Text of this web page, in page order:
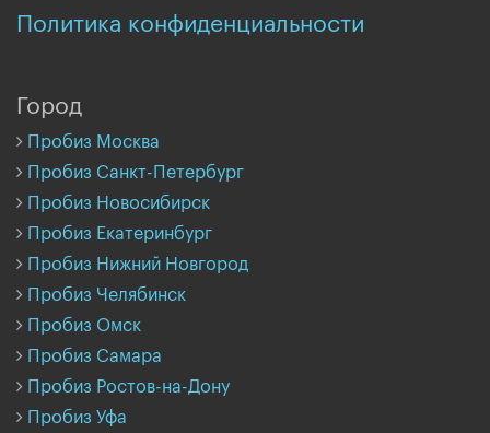
Политика конфиденциальности
Город
Пробиз Москва
Пробиз Санкт-Петербург
Пробиз Новосибирск
Пробиз Екатеринбург
Пробиз Нижний Новгород
Пробиз Челябинск
Пробиз Омск
Пробиз Самара
Пробиз Ростов-на-Дону
Пробиз Уфа